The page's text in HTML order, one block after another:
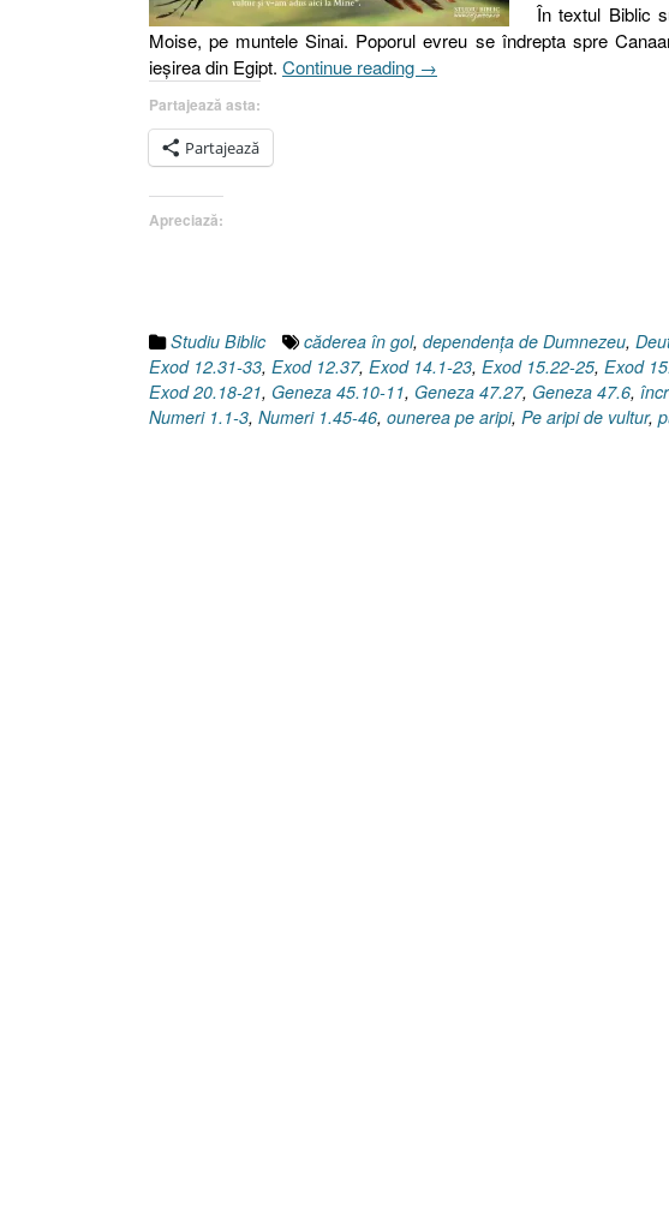
În textul Biblic
Moise, pe muntele Sinai. Poporul evreu se îndrepta spre
ieşirea din Egipt. Continue reading „Pe
→
Partajează asta:
Partajează
Apreciază:
Studiu Biblic căderea în gol, dependenţa de Dumnezeu,
Exod 12.31-33, Exod 12.37, Exod 14.1-23, Exod 15.22-25, Exod
Exod 20.18-21, Geneza 45.10-11, Geneza 47.27, Geneza 47.6,
Numeri 1.1-3, Numeri 1.45-46, ounerea pe aripi, Pe aripi de vultur,